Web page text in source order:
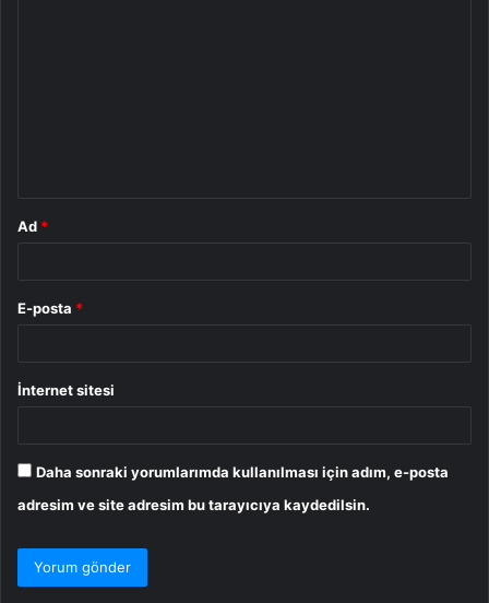
Ad *
E-posta *
İnternet sitesi
Daha sonraki yorumlarımda kullanılması için adım, e-posta
adresim ve site adresim bu tarayıcıya kaydedilsin.